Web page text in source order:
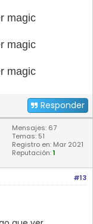
magic
magic
magic
Responder
Mensajes: 67
Temas: 51
Registro en: Mar 2021
Reputación:1
#13